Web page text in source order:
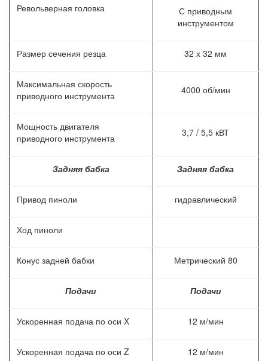
Револьверная головка
С приводным
инструментом
Размер сечения резца 32 х 32 мм
Максимальная скорость
приводного инструмента
4000 об/мин
Мощность двигателя
приводного инструмента
3,7 / 5,5 кВТ
Задняя бабка Задняя бабка
Привод пиноли гидравлический
Ход пиноли
Конус задней бабки Метрический 80
Подачи Подачи
Ускоренная подача по оси X 12 м/мин
Ускоренная подача по оси Z 12 м/мин